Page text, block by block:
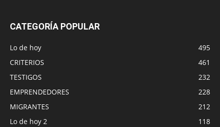
CATEGORÍA POPULAR
Lo de hoy
495
CRITERIOS
461
TESTIGOS
232
EMPRENDEDORES
228
MIGRANTES
212
Lo de hoy 2
118